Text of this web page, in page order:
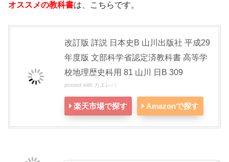
オススメの教科書は、こちらです。
改訂版 詳説 日本史B 山川出版社 平成29
年度版 文部科学省認定済教科書 高等学
校地理歴史科用 81 山川 日B 309
posted with カエレバ
楽天市場で探す Amazonで探す